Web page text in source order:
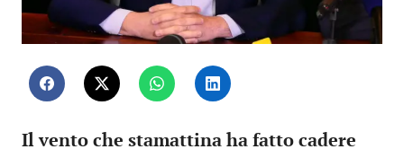
Il vento che stamattina ha fatto cadere